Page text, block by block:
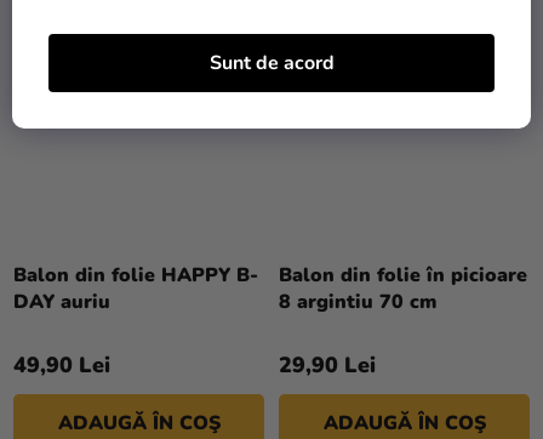
Sunt de acord
Balon din folie HAPPY B-
DAY auriu
49,90 Lei
ADAUGĂ ÎN COŞ
Balon din folie în picioare
8 argintiu 70 cm
29,90 Lei
ADAUGĂ ÎN COŞ